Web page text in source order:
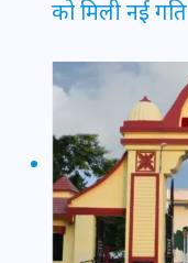
को मिली नई गति